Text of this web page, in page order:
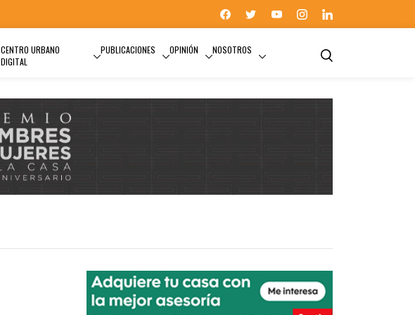
CENTRO URBANO
DIGITAL
PUBLICACIONES OPINIÓN NOSOTROS